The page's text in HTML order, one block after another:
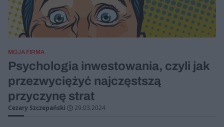
MOJA FIRMA
Psychologia inwestowania, czyli jak
przezwyciężyć najczęstszą
przyczynę strat
Cezary Szczepański 29.03.2024